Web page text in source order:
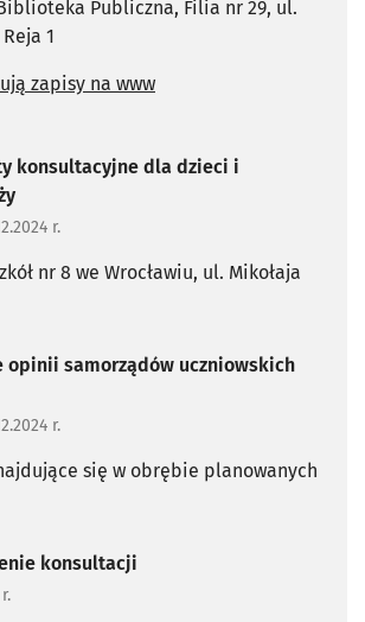
Publiczna, Filia nr 29, ul.
1
zapisy na www
zrealizowane/
konsultacyjne dla dzieci i
r.
nr 8 we Wrocławiu, ul. Mikołaja
zrealizowane/
opinii samorządów uczniowskich
r.
się w obrębie planowanych
zrealizowane/
konsultacji